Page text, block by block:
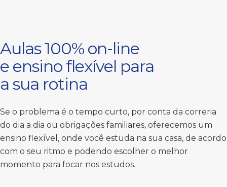
Aulas 100% on-line
e ensino flexível para
a sua rotina
Se o problema é o tempo curto, por conta da correria
do dia a dia ou obrigações familiares, oferecemos um
ensino flexível, onde você estuda na sua casa, de acordo
com o seu ritmo e podendo escolher o melhor
momento para focar nos estudos.